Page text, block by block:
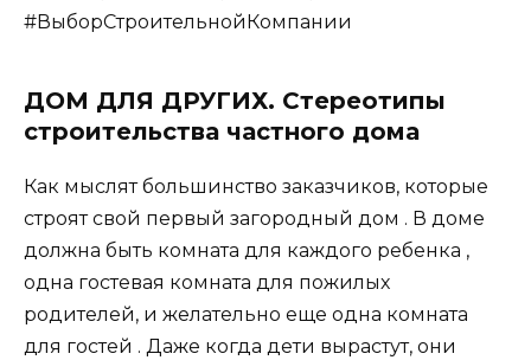
#ВыборСтроительнойКомпании
ДОМ ДЛЯ ДРУГИХ. Стереотипы
строительства частного дома
Как мыслят большинство заказчиков, которые
строят свой первый загородный дом . В доме
должна быть комната для каждого ребенка ,
одна гостевая комната для пожилых
родителей, и желательно еще одна комната
для гостей . Даже когда дети вырастут, они